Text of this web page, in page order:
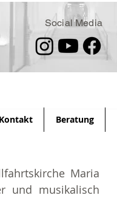
Social Media
Maria
und musikalisch
Kontakt Beratung